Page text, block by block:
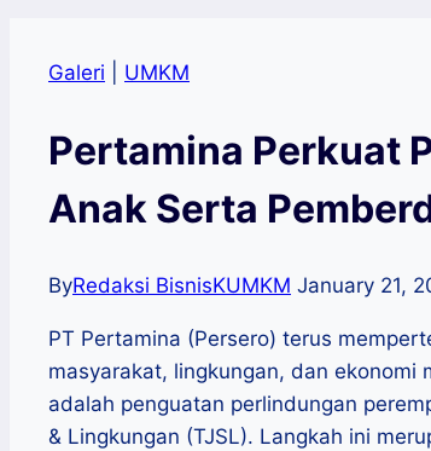
Galeri UMKM
Pertamina Perkuat
Anak Serta
ByRedaksi BisnisKUMKM January 21,
PT Pertamina (Persero) terus
masyarakat, lingkungan, dan ekonomi
adalah penguatan perlindungan
& Lingkungan (TJSL). Langkah ini